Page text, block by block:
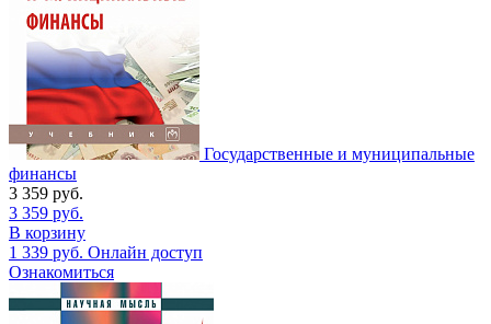
Государственные и муниципальные
финансы
3 359 руб.
3 359 руб.
В корзину
1 339 руб. Онлайн доступ
Ознакомиться